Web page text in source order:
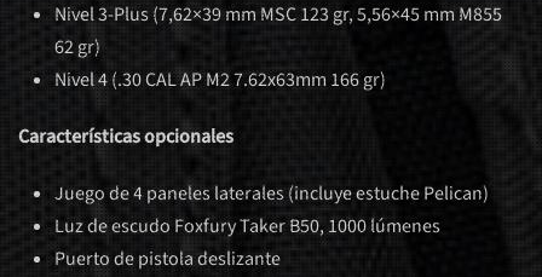
Nivel 3-Plus (7,62×39 mm MSC 123 gr, 5,56×45 mm M855
62 gr)
Nivel 4 (.30 CAL AP M2 7.62x63mm 166 gr)
Características opcionales
Juego de 4 paneles laterales (incluye estuche Pelican)
Luz de escudo Foxfury Taker B50, 1000 lúmenes
Puerto de pistola deslizante